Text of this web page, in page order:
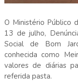
O Ministério Público
13 de julho,
Social de Bom
conhecida como
valores de diárias
referida pasta.